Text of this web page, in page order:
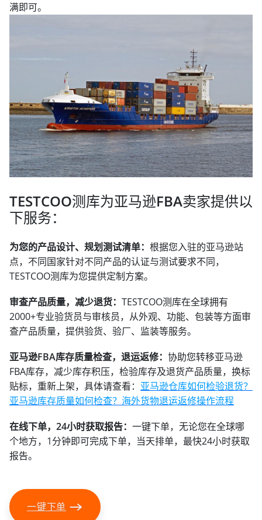
满即可。
TESTCOO测库为亚马逊FBA卖家提供以
下服务：
为您的产品设计、规划测试清单： 根据您入驻的亚马逊站
点，不同国家针对不同产品的认证与测试要求不同，
TESTCOO测库为您提供定制方案。
审查产品质量，减少退货： TESTCOO测库在全球拥有
2000+专业验货员与审核员，从外观、功能、包装等方面审
查产品质量，提供验货、验厂、监装等服务。
亚马逊FBA库存质量检查，退运返修： 协助您转移亚马逊
FBA库存，减少库存积压，检验库存及退货产品质量，换标
贴标，重新上架，具体请查看： 亚马逊仓库如何检验退货？
亚马逊库存质量如何检查？海外货物退运返修操作流程
在线下单，24小时获取报告： 一键下单，无论您在全球哪
个地方，1分钟即可完成下单，当天排单，最快24小时获取
报告。​​​​​​​
一键下单